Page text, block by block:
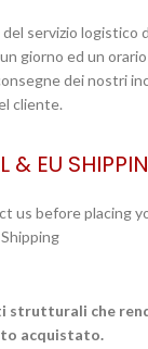
servizio logistico
giorno ed un
dei nostri
cliente.
& EU
us before placing
strutturali che
acquistato.